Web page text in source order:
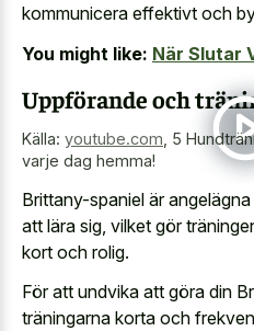
kommunicera effektivt och
You might like: När Slutar
Uppförande och
Källa: youtube.com 5
varje dag hemma!
Brittany-spaniel är
att lära sig, vilket gör
kort och rolig.
För att undvika att göra din
träningarna korta och